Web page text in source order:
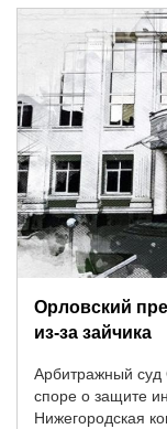
Орловский
из-за зайчика
Арбитражный суд
споре о защите
Нижегородская